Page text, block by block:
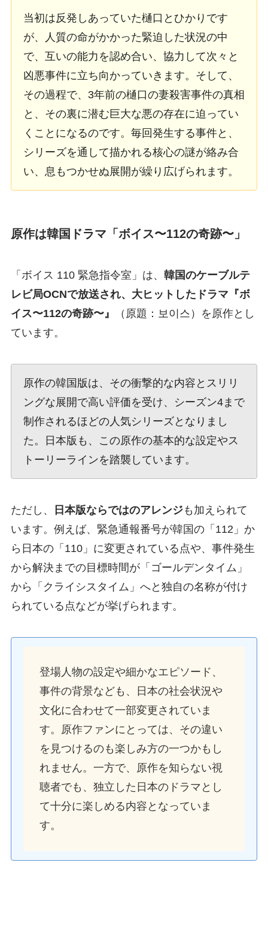
当初は反発しあっていた樋口とひかりです
が、人質の命がかかった緊迫した状況の中
で、互いの能力を認め合い、協力して次々と
凶悪事件に立ち向かっていきます。そして、
その過程で、3年前の樋口の妻殺害事件の真相
と、その裏に潜む巨大な悪の存在に迫ってい
くことになるのです。毎回発生する事件と、
シリーズを通して描かれる核心の謎が絡み合
い、息もつかせぬ展開が繰り広げられます。
原作は韓国ドラマ「ボイス〜112の奇跡〜」
「ボイス 110 緊急指令室」は、 韓国のケーブルテ
レビ局OCNで放送され、大ヒットしたドラマ『ボ
イス〜112の奇跡〜』
（原題：보이스）を原作とし
ています。
原作の韓国版は、その衝撃的な内容とスリリ
ングな展開で高い評価を受け、シーズン4まで
制作されるほどの人気シリーズとなりまし
た。日本版も、この原作の基本的な設定やス
トーリーラインを踏襲しています。
ただし、 日本版ならではのアレンジも加えられて
います。例えば、緊急通報番号が韓国の「112」か
ら日本の「110」に変更されている点や、事件発生
から解決までの目標時間が「ゴールデンタイム」
から「クライシスタイム」へと独自の名称が付け
られている点などが挙げられます。
登場人物の設定や細かなエピソード、
事件の背景なども、日本の社会状況や
文化に合わせて一部変更されていま
す。原作ファンにとっては、その違い
を見つけるのも楽しみ方の一つかもし
れません。一方で、原作を知らない視
聴者でも、独立した日本のドラマとし
て十分に楽しめる内容となっていま
す。